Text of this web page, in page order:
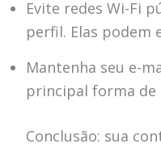
Evite redes Wi-Fi
perfil. Elas podem
Mantenha seu e-
principal forma de
Conclusão: sua